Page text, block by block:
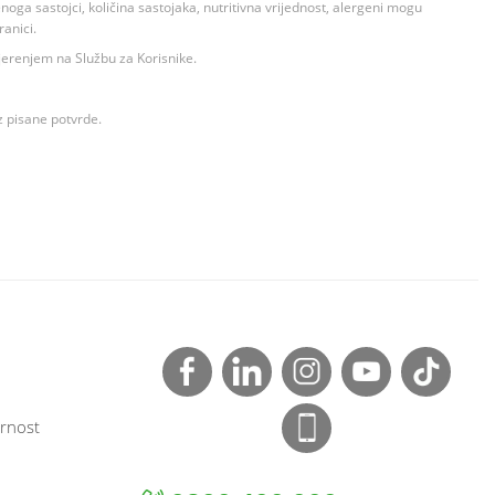
sastojci, količina sastojaka, nutritivna vrijednost, alergeni mogu
na Službu za Korisnike.
pisane potvrde.